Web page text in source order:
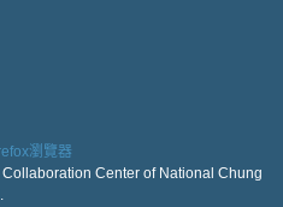
瀏覽器
Center of National Chung